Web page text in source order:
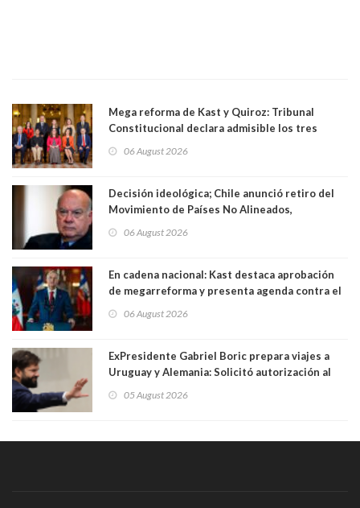
Mega reforma de Kast y Quiroz: Tribunal
Constitucional declara admisible los tres
06 August 2026
Decisión ideológica; Chile anunció retiro del
Movimiento de Países No Alineados,
1971. Excanciller Insulza lamentó decisión
06 August 2026
En cadena nacional: Kast destaca aprobación
de megarreforma y presenta agenda contra el
06 August 2026
ExPresidente Gabriel Boric prepara viajes a
Uruguay y Alemania: Solicitó autorización al
05 August 2026